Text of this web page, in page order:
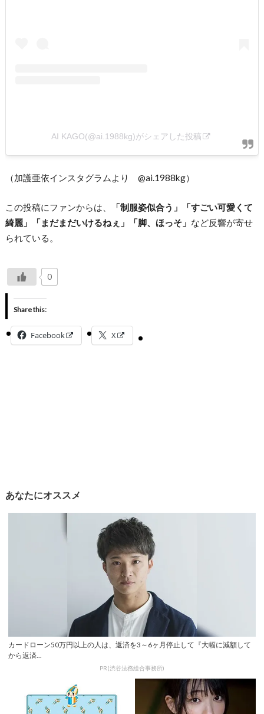
AI KAGO(@ai.1988kg)がシェアした投稿
（加護亜依インスタグラムより @ai.1988kg）
この投稿にファンからは、
「制服姿似合う」「すごい可愛くて
綺麗」「まだまだいけるねぇ」「脚、ほっそ」 など反響が寄せ
られている。
0
Share this:
Facebook X
あなたにオススメ
カードローン50万円以上の人は、返済を3～6ヶ月停止して『大幅に減額して
から返済...
PR(渋谷法務総合事務所)